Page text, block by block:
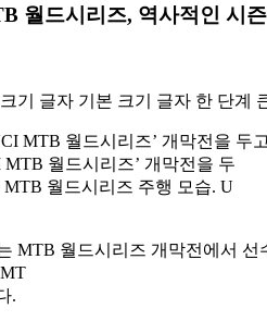
월드시리즈, 역사적인 시
기 글자 기본 크기 글자 한 단계
월드시리즈’ 개막전을 두
월드시리즈 주행 모습. U
.